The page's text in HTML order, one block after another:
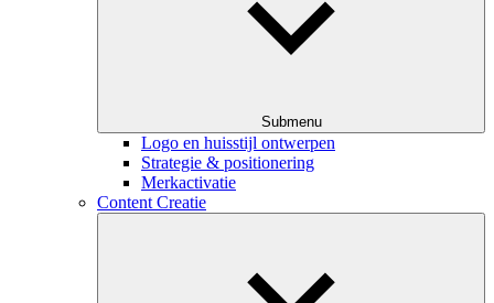
Submenu
Logo en huisstijl ontwerpen
Strategie & positionering
Merkactivatie
Content Creatie